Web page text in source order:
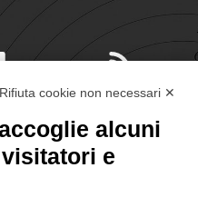
CONI
SEGNO
TIRO A SEGNO
- 00196 ROMA
- 06/87975534
Rifiuta cookie non necessari ✕
alcuni
e